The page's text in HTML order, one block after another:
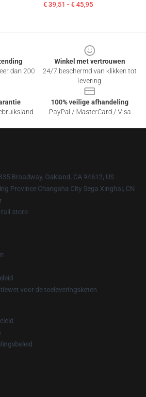
€ 39,51 - € 45,95
dan 200
Winkel met vertrouwen
24/7 beschermd van klikken tot
levering
100% veilige afhandeling
PayPal / MasterCard / Visa
Broadway, Oakland, CA 94612, US
Province Changsha City Sega Xinghai, CN
voor de toeleveringsketen